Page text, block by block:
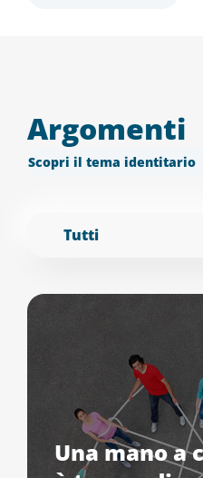
Argomenti
Scopri il tema identitario
Tutti
Una mano a